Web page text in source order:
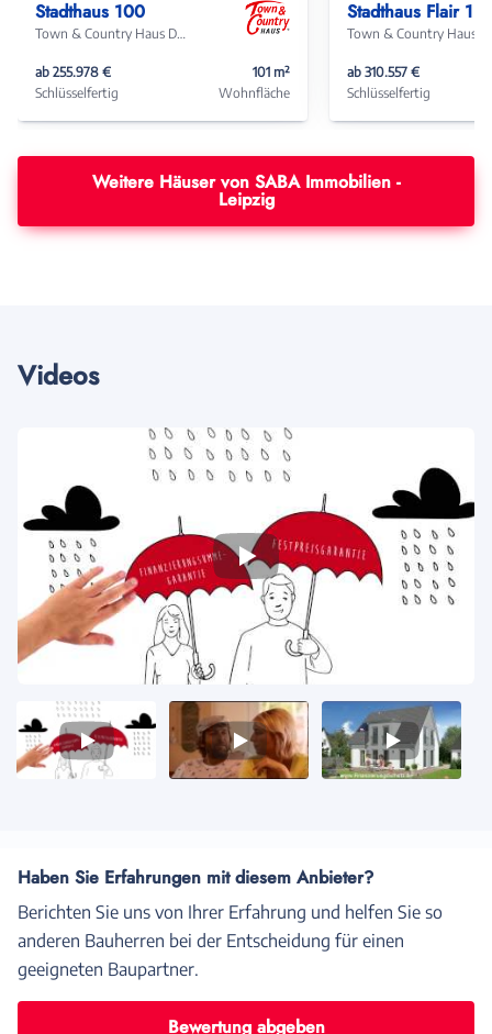
Stadthaus 100
Town & Country Haus Deutschland
ab 255.978 €
Schlüsselfertig
101 m²
Wohnfläche
ab 310.557 €
Schlüsselfertig
Weitere Häuser von SABA Immobilien -
Leipzig
Videos
Video
Video
2
Video
3
Haben Sie Erfahrungen mit diesem Anbieter?
Berichten Sie uns von Ihrer Erfahrung und helfen Sie so
anderen Bauherren bei der Entscheidung für einen
geeigneten Baupartner.
Bewertung abgeben